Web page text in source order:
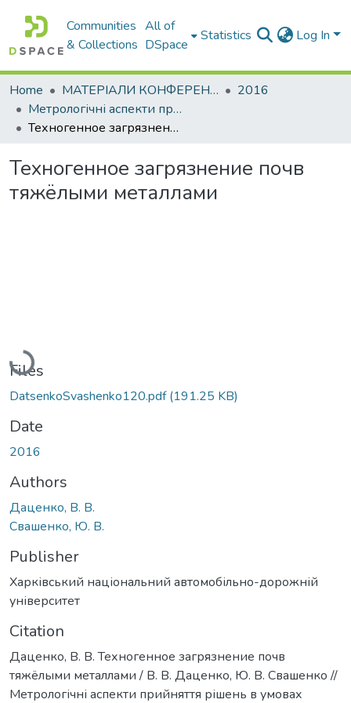
Communities
& Collections
All of
DSpace
Statistics Log In
Home МАТЕРІАЛИ КОНФЕРЕНЦІЙ
2016
Метрологічні аспекти прийняття рішень в умовах роботи на техногенно небезпечних об’єктах
Техногенное загрязнение почв тяжёлыми металлами
Техногенное загрязнение почв
тяжёлыми металлами
Loading...
Files
DatsenkoSvashenko120.pdf(191.25 KB)
Date
2016
Authors
Даценко, В. В.
Свашенко, Ю. В.
Publisher
Харківський національний автомобільно-дорожній
університет
Citation
Даценко, В. В. Техногенное загрязнение почв
тяжёлыми металлами / В. В. Даценко, Ю. В. Свашенко //
Метрологічні аспекти прийняття рішень в умовах